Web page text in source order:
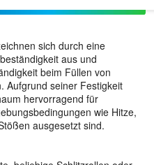
sich durch eine
aus und
beim Füllen von
Aufgrund seiner Festigkeit
hervorragend für
wie Hitze,
ausgesetzt sind.